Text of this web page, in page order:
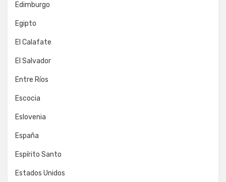
Edimburgo
Egipto
El Calafate
El Salvador
Entre Ríos
Escocia
Eslovenia
España
Espírito Santo
Estados Unidos